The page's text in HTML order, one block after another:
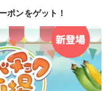
ポンをゲット！